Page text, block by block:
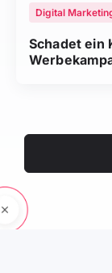
Digital
Schadet ein